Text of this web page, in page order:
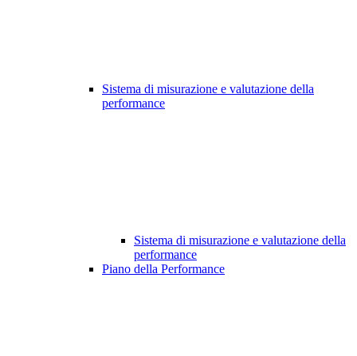
Sistema di misurazione e valutazione della
performance
Sistema di misurazione e valutazione della
performance
Piano della Performance